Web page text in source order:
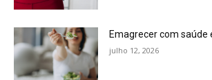
Emagrecer com saúde
julho 12, 2026